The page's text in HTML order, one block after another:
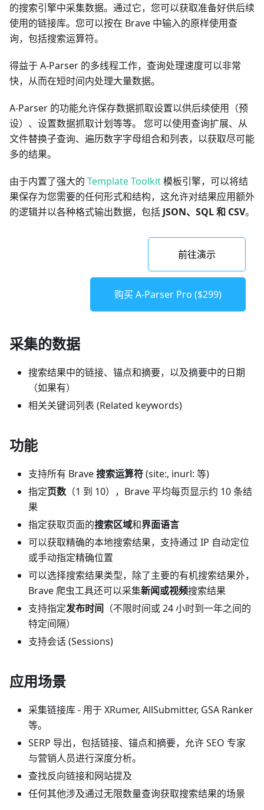
的搜索引擎中采集数据。通过它，您可以获取准备好供后续
使用的链接库。您可以按在 Brave 中输入的原样使用查
询，包括搜索运算符。
得益于 A-Parser 的多线程工作，查询处理速度可以非常
快，从而在短时间内处理大量数据。
A-Parser 的功能允许保存数据抓取设置以供后续使用（预
设）、设置数据抓取计划等等。 您可以使用查询扩展、从
文件替换子查询、遍历数字字母组合和列表，以获取尽可能
多的结果。
由于内置了强大的 Template Toolkit模板引擎，可以将结
果保存为您需要的任何形式和结构，这允许对结果应用额外
的逻辑并以各种格式输出数据，包括 JSON、SQL 和 CSV。
前往演示
购买 A-Parser Pro ($299)
采集的数据
搜索结果中的链接、锚点和摘要，以及摘要中的日期
（如果有）
相关关键词列表 (Related keywords)
功能
支持所有 Brave搜索运算符(site:, inurl: 等)
指定页数 （1 到 10），Brave 平均每页显示约 10 条结
果
指定获取页面的搜索区域和界面语言
可以获取精确的本地搜索结果，支持通过 IP 自动定位
或手动指定精确位置
可以选择搜索结果类型，除了主要的有机搜索结果外，
Brave 爬虫工具还可以采集新闻或视频搜索结果
支持指定发布时间 （不限时间或 24 小时到一年之间的
特定间隔）
支持会话 (Sessions)
应用场景
采集链接库 - 用于 XRumer, AllSubmitter, GSA Ranker
等。
SERP 导出，包括链接、锚点和摘要，允许 SEO 专家
与营销人员进行深度分析。
查找反向链接和网站提及
任何其他涉及通过无限数量查询获取搜索结果的场景